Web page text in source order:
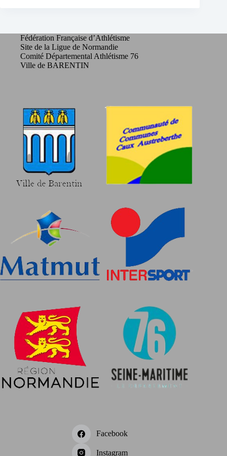
Fédération Française d’Athlétisme
Site de la Ligue de Normandie
Comité Départemental Athlétisme 76
Ville de BARENTIN
Facebook
Instagram